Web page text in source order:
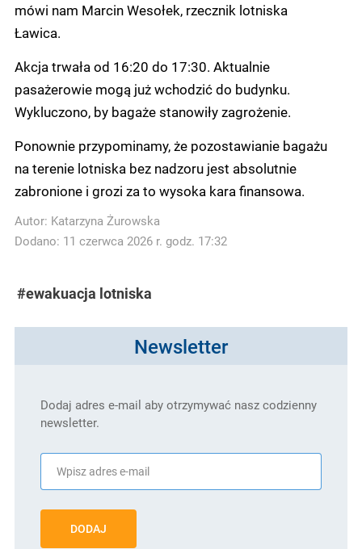
mówi nam Marcin Wesołek, rzecznik lotniska
Ławica.
Akcja trwała od 16:20 do 17:30. Aktualnie
pasażerowie mogą już wchodzić do budynku.
Wykluczono, by bagaże stanowiły zagrożenie.
Ponownie przypominamy, że pozostawianie bagażu
na terenie lotniska bez nadzoru jest absolutnie
zabronione i grozi za to wysoka kara finansowa.
Autor: Katarzyna Żurowska
Dodano: 11 czerwca 2026 r. godz. 17:32
#ewakuacja lotniska
Newsletter
Dodaj adres e-mail aby otrzymywać nasz codzienny
newsletter.
DODAJ